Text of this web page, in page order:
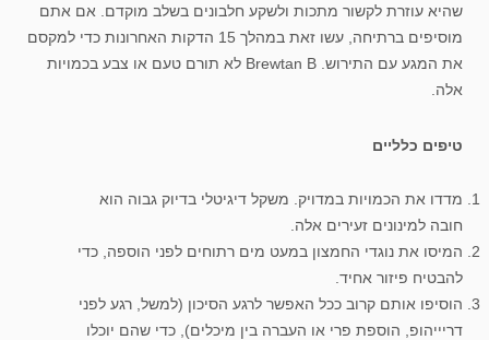
שהיא עוזרת לקשור מתכות ולשקע חלבונים בשלב מוקדם. אם אתם
מוסיפים ברתיחה, עשו זאת במהלך 15 הדקות האחרונות כדי למקסם
את המגע עם התירוש. Brewtan B לא תורם טעם או צבע בכמויות
אלה.
טיפים כלליים
מדדו את הכמויות במדויק. משקל דיגיטלי בדיוק גבוה הוא
חובה למינונים זעירים אלה.
המיסו את נוגדי החמצון במעט מים רתוחים לפני הוספה, כדי
להבטיח פיזור אחיד.
הוסיפו אותם קרוב ככל האפשר לרגע הסיכון (למשל, רגע לפני
דריייהופ, הוספת פרי או העברה בין מיכלים), כדי שהם יוכלו